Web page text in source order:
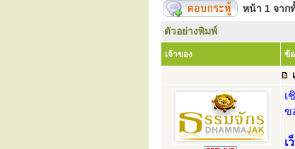
หน้า 1 จาก
ตัวอย่างพิมพ์
เจ้าของ ข้
เ
ข
เ